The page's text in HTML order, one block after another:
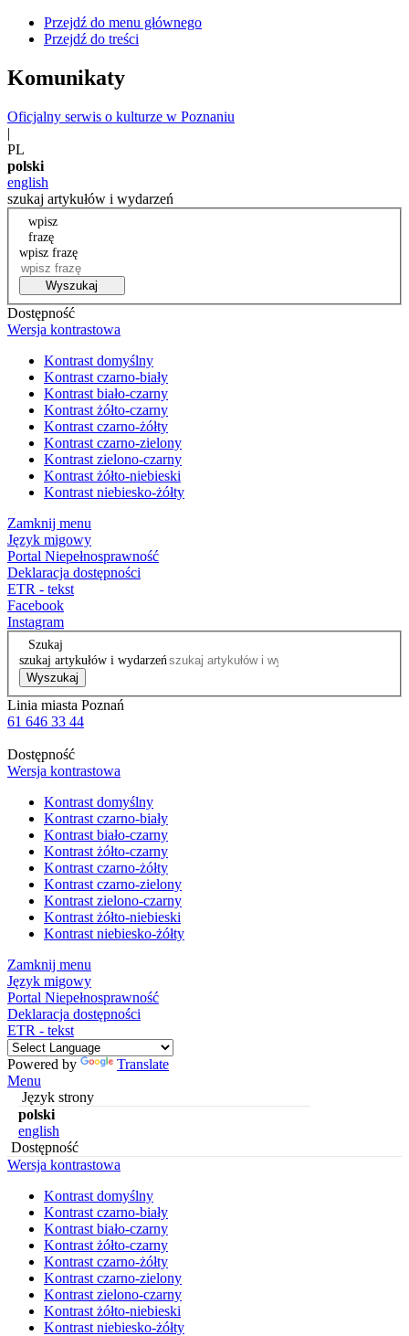
Przejdź do menu głównego
Przejdź do treści
Komunikaty
Oficjalny serwis o kulturze w Poznaniu
|
PL
polski
english
szukaj artykułów i wydarzeń
wpisz
frazę
wpisz frazę
Wyszukaj
Dostępność
Wersja kontrastowa
Kontrast domyślny
Kontrast czarno-biały
Kontrast biało-czarny
Kontrast żółto-czarny
Kontrast czarno-żółty
Kontrast czarno-zielony
Kontrast zielono-czarny
Kontrast żółto-niebieski
Kontrast niebiesko-żółty
Zamknij menu
Język migowy
Portal Niepełnosprawność
Deklaracja dostępności
ETR - tekst
Facebook
Instagram
Szukaj
szukaj artykułów i wydarzeń
Wyszukaj
Linia miasta Poznań
61 646 33 44
Dostępność
Wersja kontrastowa
Kontrast domyślny
Kontrast czarno-biały
Kontrast biało-czarny
Kontrast żółto-czarny
Kontrast czarno-żółty
Kontrast czarno-zielony
Kontrast zielono-czarny
Kontrast żółto-niebieski
Kontrast niebiesko-żółty
Zamknij menu
Język migowy
Portal Niepełnosprawność
Deklaracja dostępności
ETR - tekst
Powered by
Translate
Menu
Język strony
polski
english
Dostępność
Wersja kontrastowa
Kontrast domyślny
Kontrast czarno-biały
Kontrast biało-czarny
Kontrast żółto-czarny
Kontrast czarno-żółty
Kontrast czarno-zielony
Kontrast zielono-czarny
Kontrast żółto-niebieski
Kontrast niebiesko-żółty